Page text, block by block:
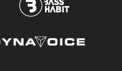
i flere typer eldre
og uten tradisjonelt
for ulike løsninger